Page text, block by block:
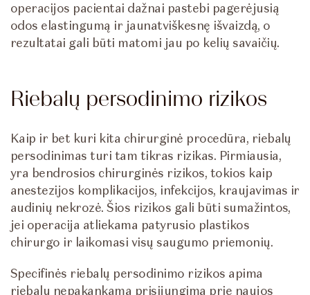
operacijos pacientai dažnai pastebi pagerėjusią
odos elastingumą ir jaunatviškesnę išvaizdą, o
rezultatai gali būti matomi jau po kelių savaičių.
Riebalų persodinimo rizikos
Kaip ir bet kuri kita chirurginė procedūra, riebalų
persodinimas turi tam tikras rizikas. Pirmiausia,
yra bendrosios chirurginės rizikos, tokios kaip
anestezijos komplikacijos, infekcijos, kraujavimas ir
audinių nekrozė. Šios rizikos gali būti sumažintos,
jei operacija atliekama patyrusio plastikos
chirurgo ir laikomasi visų saugumo priemonių.
Specifinės riebalų persodinimo rizikos apima
riebalų nepakankamą prisijungimą prie naujos